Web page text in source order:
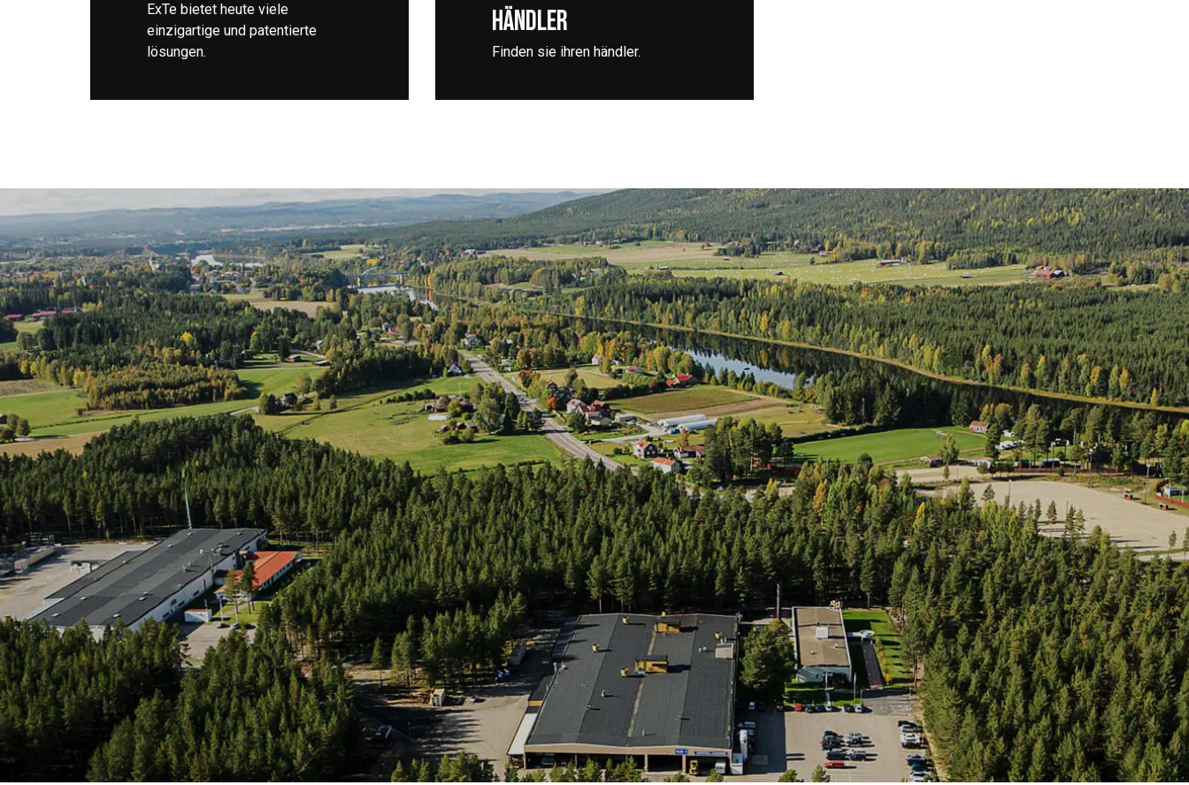
ExTe bietet heute viele
einzigartige und patentierte
lösungen.
HÄNDLER
Finden sie ihren händler.